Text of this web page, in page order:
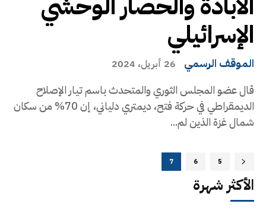
الإسرائيلي
الموقف الرسمي 26 أبريل، 2024
قال عضو المجلس الثوري والمتحدث باسم تيار الإصلاح
الديمقراطي في حركة فتح، ديمتري دلياني، إن 70% من سكان
شمال غزة الذين لم...
5
6
7
الأكثر شهرة